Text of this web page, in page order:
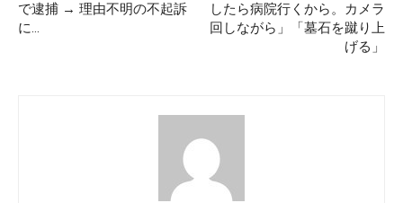
で逮捕 → 理由不明の不起訴
に…
したら病院行くから。カメラ
回しながら」「墓石を蹴り上
げる」